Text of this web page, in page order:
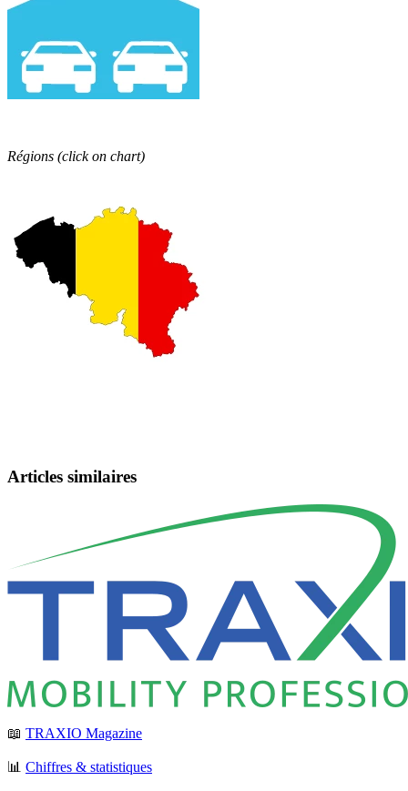
Régions (click on chart)
Articles similaires
📖 TRAXIO Magazine
📊 Chiffres & statistiques